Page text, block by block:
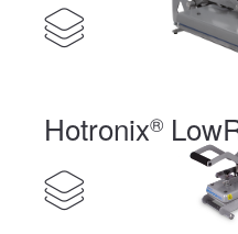
Hotronix®